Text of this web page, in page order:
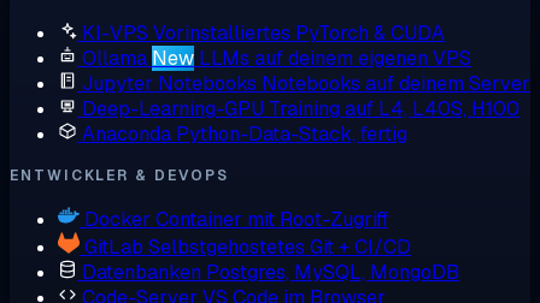
KI-VPS Vorinstalliertes PyTorch & CUDA
Ollama New LLMs auf deinem eigenen VPS
Jupyter Notebooks Notebooks auf deinem Server
Deep-Learning-GPU Training auf L4, L40S, H100
Anaconda Python-Data-Stack, fertig
ENTWICKLER & DEVOPS
Docker Container mit Root-Zugriff
GitLab Selbstgehostetes Git + CI/CD
Datenbanken Postgres, MySQL, MongoDB
Code-Server VS Code im Browser